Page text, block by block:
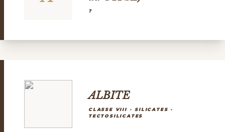
?
ALBITE
CLASSE VIII - SILICATES -
TECTOSILICATES